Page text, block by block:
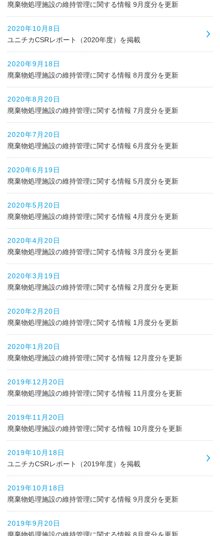
廃棄物処理施設の維持管理に関する情報 9月度分を更新
2020年10月8日
ユニチカCSRレポート（2020年度）を掲載
2020年9月18日
廃棄物処理施設の維持管理に関する情報 8月度分を更新
2020年8月20日
廃棄物処理施設の維持管理に関する情報 7月度分を更新
2020年7月20日
廃棄物処理施設の維持管理に関する情報 6月度分を更新
2020年6月19日
廃棄物処理施設の維持管理に関する情報 5月度分を更新
2020年5月20日
廃棄物処理施設の維持管理に関する情報 4月度分を更新
2020年4月20日
廃棄物処理施設の維持管理に関する情報 3月度分を更新
2020年3月19日
廃棄物処理施設の維持管理に関する情報 2月度分を更新
2020年2月20日
廃棄物処理施設の維持管理に関する情報 1月度分を更新
2020年1月20日
廃棄物処理施設の維持管理に関する情報 12月度分を更新
2019年12月20日
廃棄物処理施設の維持管理に関する情報 11月度分を更新
2019年11月20日
廃棄物処理施設の維持管理に関する情報 10月度分を更新
2019年10月18日
ユニチカCSRレポート（2019年度）を掲載
2019年10月18日
廃棄物処理施設の維持管理に関する情報 9月度分を更新
2019年9月20日